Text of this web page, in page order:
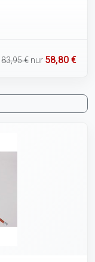
83,95 € nur 58,80 €